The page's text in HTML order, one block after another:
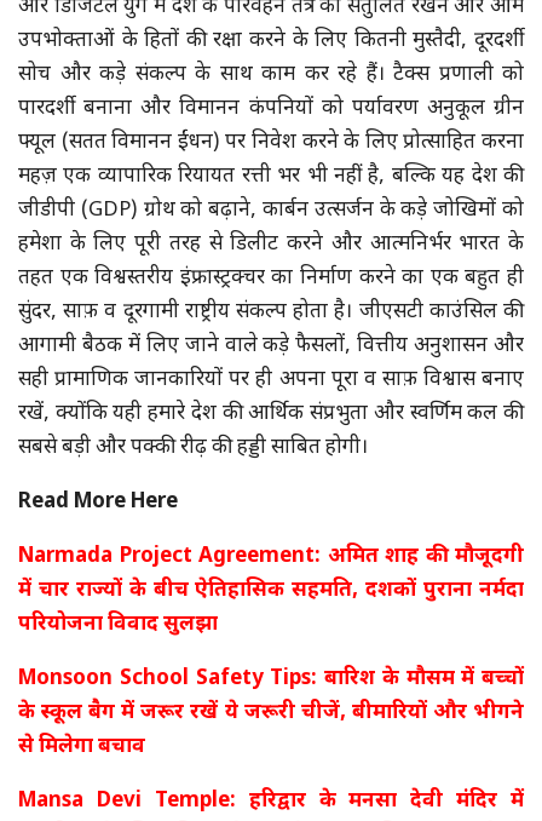
और डिजिटल युग में देश के परिवहन तंत्र को संतुलित रखने और आम
उपभोक्ताओं के हितों की रक्षा करने के लिए कितनी मुस्तैदी, दूरदर्शी
सोच और कड़े संकल्प के साथ काम कर रहे हैं। टैक्स प्रणाली को
पारदर्शी बनाना और विमानन कंपनियों को पर्यावरण अनुकूल ग्रीन
फ्यूल (सतत विमानन ईंधन) पर निवेश करने के लिए प्रोत्साहित करना
महज़ एक व्यापारिक रियायत रत्ती भर भी नहीं है, बल्कि यह देश की
जीडीपी (GDP) ग्रोथ को बढ़ाने, कार्बन उत्सर्जन के कड़े जोखिमों को
हमेशा के लिए पूरी तरह से डिलीट करने और आत्मनिर्भर भारत के
तहत एक विश्वस्तरीय इंफ्रास्ट्रक्चर का निर्माण करने का एक बहुत ही
सुंदर, साफ़ व दूरगामी राष्ट्रीय संकल्प होता है। जीएसटी काउंसिल की
आगामी बैठक में लिए जाने वाले कड़े फैसलों, वित्तीय अनुशासन और
सही प्रामाणिक जानकारियों पर ही अपना पूरा व साफ़ विश्वास बनाए
रखें, क्योंकि यही हमारे देश की आर्थिक संप्रभुता और स्वर्णिम कल की
सबसे बड़ी और पक्की रीढ़ की हड्डी साबित होगी।
Read More Here
Narmada Project Agreement: अमित शाह की मौजूदगी
में चार राज्यों के बीच ऐतिहासिक सहमति, दशकों पुराना नर्मदा
परियोजना विवाद सुलझा
Monsoon School Safety Tips: बारिश के मौसम में बच्चों
के स्कूल बैग में जरूर रखें ये जरूरी चीजें, बीमारियों और भीगने
से मिलेगा बचाव
Mansa Devi Temple: हरिद्वार के मनसा देवी मंदिर में